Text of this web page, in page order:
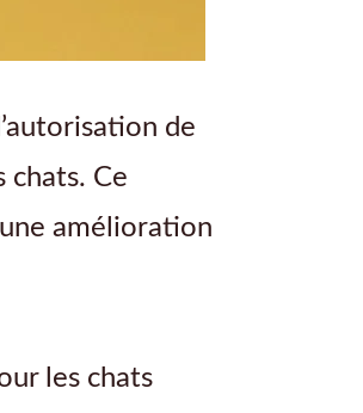
de
chats. Ce
amélioration
les chats